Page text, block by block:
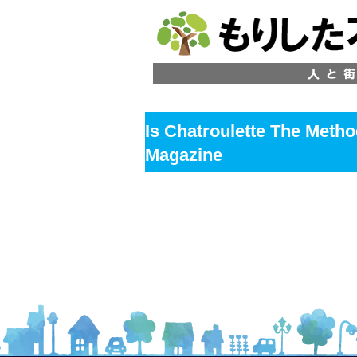
Is Chatroulette The
Magazine